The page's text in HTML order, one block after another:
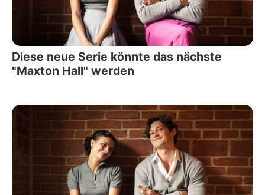
Diese neue Serie könnte das nächste
"Maxton Hall" werden